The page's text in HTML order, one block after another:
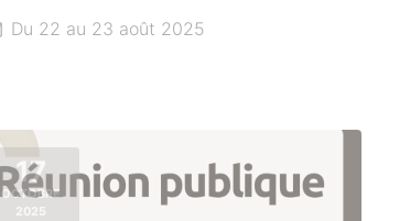
Du 22 au 23 août 2025
17
OCTOBRE
2025